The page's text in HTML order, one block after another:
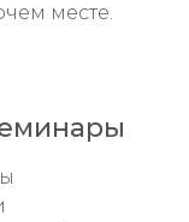
месте.